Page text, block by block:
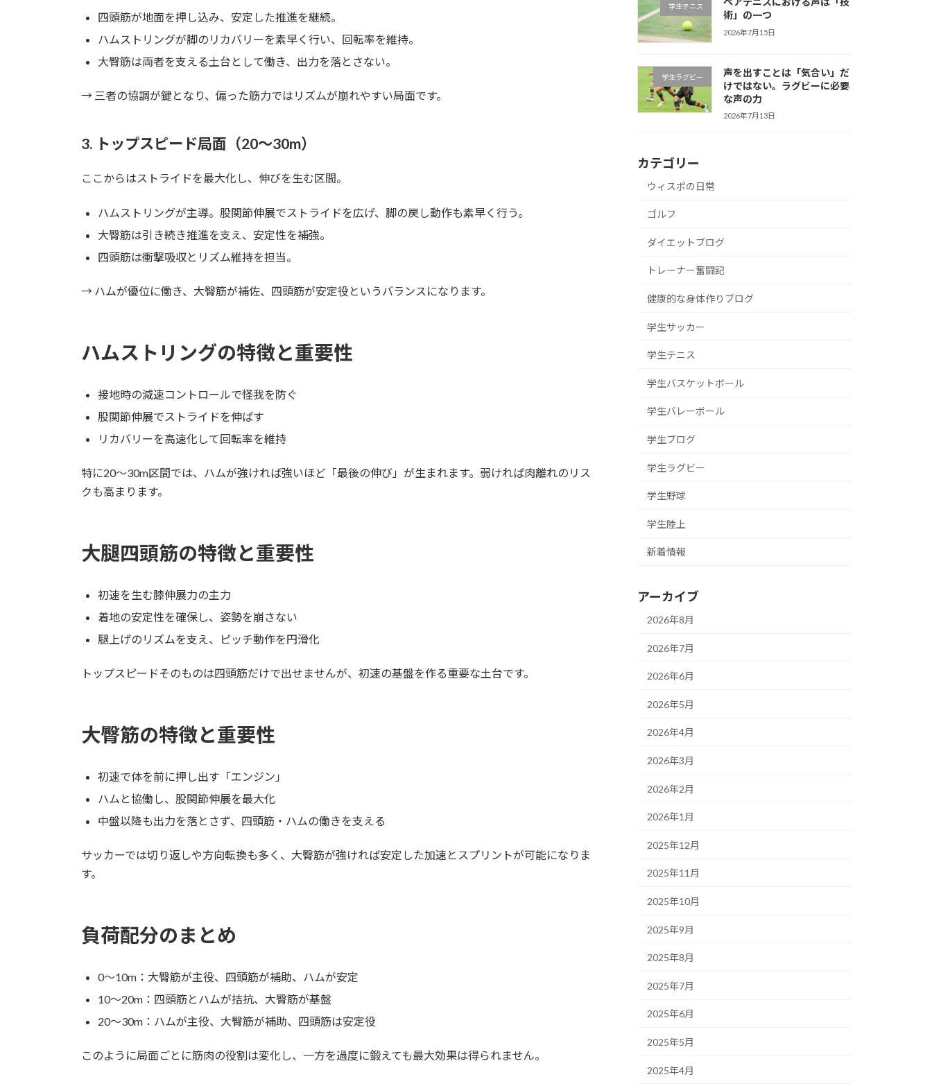
四頭筋が地面を押し込み、安定した推進を継続。
ハムストリングが脚のリカバリーを素早く行い、回転率を維持。
大臀筋は両者を支える土台として働き、出力を落とさない。
→ 三者の協調が鍵となり、偏った筋力ではリズムが崩れやすい局面です。
3. トップスピード局面（20～30m）
ここからはストライドを最大化し、伸びを生む区間。
ハムストリングが主導。股関節伸展でストライドを広げ、脚の戻し動作も素早く行う。
大臀筋は引き続き推進を支え、安定性を補強。
四頭筋は衝撃吸収とリズム維持を担当。
→ ハムが優位に働き、大臀筋が補佐、四頭筋が安定役というバランスになります。
ハムストリングの特徴と重要性
接地時の減速コントロールで怪我を防ぐ
股関節伸展でストライドを伸ばす
リカバリーを高速化して回転率を維持
特に20～30m区間では、ハムが強ければ強いほど「最後の伸び」が生まれます。弱ければ肉離れのリス
クも高まります。
大腿四頭筋の特徴と重要性
初速を生む膝伸展力の主力
着地の安定性を確保し、姿勢を崩さない
腿上げのリズムを支え、ピッチ動作を円滑化
トップスピードそのものは四頭筋だけで出せませんが、初速の基盤を作る重要な土台です。
大臀筋の特徴と重要性
初速で体を前に押し出す「エンジン」
ハムと協働し、股関節伸展を最大化
中盤以降も出力を落とさず、四頭筋・ハムの働きを支える
サッカーでは切り返しや方向転換も多く、大臀筋が強ければ安定した加速とスプリントが可能になりま
す。
負荷配分のまとめ
0～10m：大臀筋が主役、四頭筋が補助、ハムが安定
10～20m：四頭筋とハムが拮抗、大臀筋が基盤
20～30m：ハムが主役、大臀筋が補助、四頭筋は安定役
このように局面ごとに筋肉の役割は変化し、一方を過度に鍛えても最大効果は得られません。
学生テニス
術」の一つ
2026年7月15日
学生ラグビー
声を出すことは「気合い」だ
けではない。ラグビーに必要
な声の力
2026年7月13日
カテゴリー
ウィスポの日常
ゴルフ
ダイエットブログ
トレーナー奮闘記
健康的な身体作りブログ
学生サッカー
学生テニス
学生バスケットボール
学生バレーボール
学生ブログ
学生ラグビー
学生野球
学生陸上
新着情報
アーカイブ
2026年8月
2026年7月
2026年6月
2026年5月
2026年4月
2026年3月
2026年2月
2026年1月
2025年12月
2025年11月
2025年10月
2025年9月
2025年8月
2025年7月
2025年6月
2025年5月
2025年4月